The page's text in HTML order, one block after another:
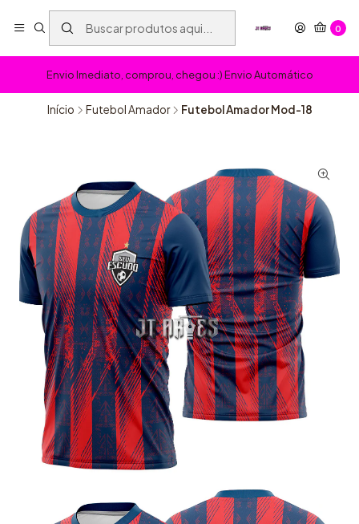
0
Envio Imediato, comprou, chegou :) Envio Automático
Início Futebol Amador Futebol Amador Mod-18